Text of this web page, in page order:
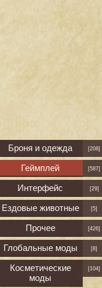
Броня и одежда [208]
Геймплей [587]
Интерфейс [29]
Ездовые животные [5]
Прочее [426]
Глобальные моды [8]
Косметические
моды
[104]